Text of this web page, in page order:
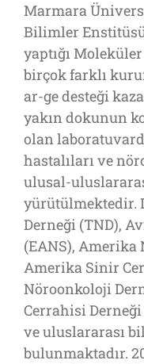
Marmara
Bilimler
yaptığı
birçok farklı
ar-ge desteği
yakın dokunun
olan
hastalıları ve
ulusal-
yürütülmektedir.
Derneği (TND),
(EANS),
Amerika Sinir
Nöroonkoloji
Cerrahisi
ve uluslararası
bulunmaktadır.